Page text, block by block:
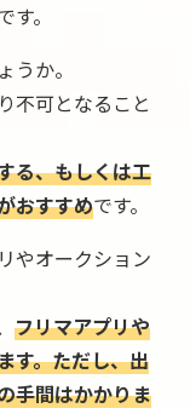
す。
か。
不可となること
る、もしくは工
おすすめです。
やオークション
フリマアプリや
す。ただし、出
手間はかかりま